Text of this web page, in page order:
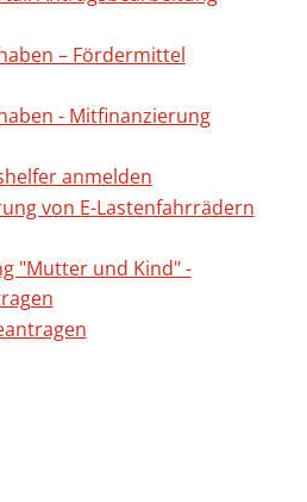
– Fördermittel
- Mitfinanzierung
anmelden
von E-Lastenfahrrädern
"Mutter und Kind" -